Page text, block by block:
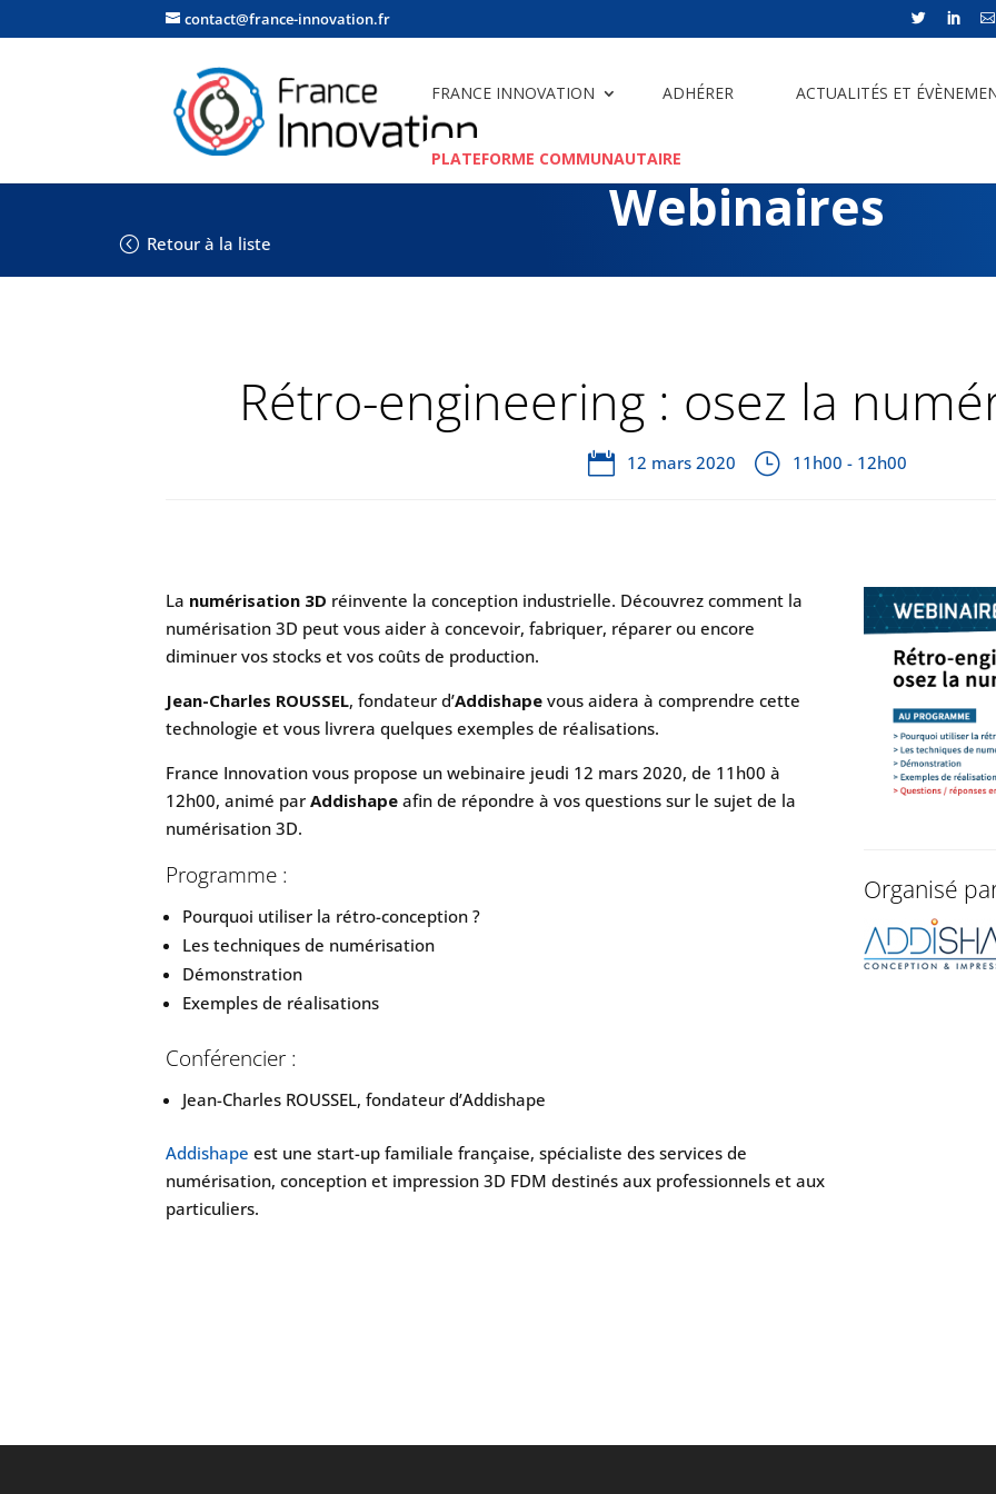
contact@france-innovation.fr   
FRANCE INNOVATION ADHÉRER ACTUALITÉS ET
PLATEFORME COMMUNAUTAIRE
Webinaires
Retour à la liste
Rétro-engineering : osez la
12 mars 2020 11h00 - 12h00
La numérisation 3D réinvente la conception industrielle. Découvrez comment la
numérisation 3D peut vous aider à concevoir, fabriquer, réparer ou encore
diminuer vos stocks et vos coûts de production.
Jean-Charles ROUSSEL, fondateur d’Addishape vous aidera à comprendre cette
technologie et vous livrera quelques exemples de réalisations.
France Innovation vous propose un webinaire jeudi 12 mars 2020, de 11h00 à
12h00, animé parAddishape afin de répondre à vos questions sur le sujet de la
numérisation 3D.
Programme :
Pourquoi utiliser la rétro-conception ?
Les techniques de numérisation
Démonstration
Exemples de réalisations
Conférencier :
Jean-Charles ROUSSEL, fondateur d’Addishape
Addishape est une start-up familiale française, spécialiste des services de
numérisation, conception et impression 3D FDM destinés aux professionnels et aux
particuliers.
Organisé